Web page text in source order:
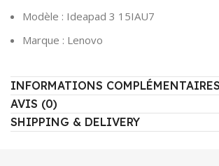
Modèle : Ideapad 3 15IAU7
Marque : Lenovo
INFORMATIONS COMPLÉMENTAIRES
AVIS (0)
SHIPPING & DELIVERY